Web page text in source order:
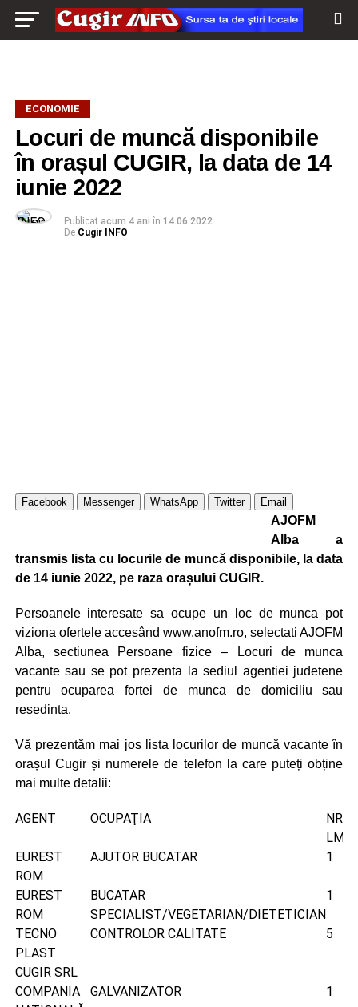
ECONOMIE
Locuri de muncă disponibile
în orașul CUGIR, la data de 14
iunie 2022
Publicat acum 4 ani în 14.06.2022
De Cugir INFO
Facebook Messenger WhatsApp Twitter Email
AJOFM
Alba a
transmis lista cu locurile de muncă disponibile, la data
de 14 iunie 2022, pe raza orașului CUGIR.
Persoanele interesate sa ocupe un loc de munca pot
viziona ofertele accesând www.anofm.ro, selectati AJOFM
Alba, sectiunea Persoane fizice – Locuri de munca
vacante sau se pot prezenta la sediul agentiei judetene
pentru ocuparea fortei de munca de domiciliu sau
resedinta.
Vă prezentăm mai jos lista locurilor de muncă vacante în
orașul Cugir și numerele de telefon la care puteți obține
mai multe detalii:
AGENT OCUPAŢIA
NR.
LMV
EUREST
ROM
AJUTOR BUCATAR 1
EUREST
ROM
BUCATAR
SPECIALIST/VEGETARIAN/DIETETICIAN
1
TECNO
PLAST
CUGIR SRL
CONTROLOR CALITATE 5
COMPANIA
GALVANIZATOR 1